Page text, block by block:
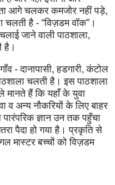
आगे चलकर कमजोर नहीं पड़े,
चलती है - “विज़डम वॉक”।
जाने वाली पाठशाला,
है।
- दानापासी, हडगारी, कंटोल
चलती है। इस पाठशाला
मानते हैं कि यहाँ के युवा
व अन्य नौकरियों के लिए बाहर
ज्ञान उन तक पहुँचा
पैदा हो गया है। प्रकृति से
मास्टर बच्चों को विज़डम